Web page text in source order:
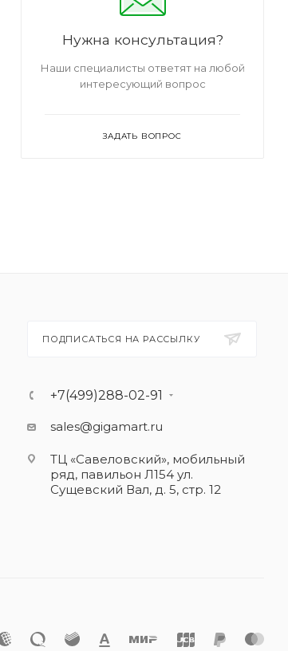
Нужна консультация?
Наши специалисты ответят на любой
интересующий вопрос
ЗАДАТЬ ВОПРОС
ПОДПИСАТЬСЯ НА РАССЫЛКУ
+7(499)288-02-91
sales@gigamart.ru
ТЦ «Савеловский», мобильный
ряд, павильон Л154 ул.
Сущевский Вал, д. 5, стр. 12